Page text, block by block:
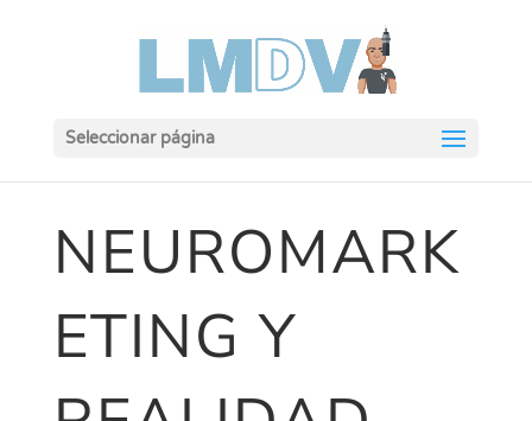
Seleccionar página
NEUROMARK
ETING Y